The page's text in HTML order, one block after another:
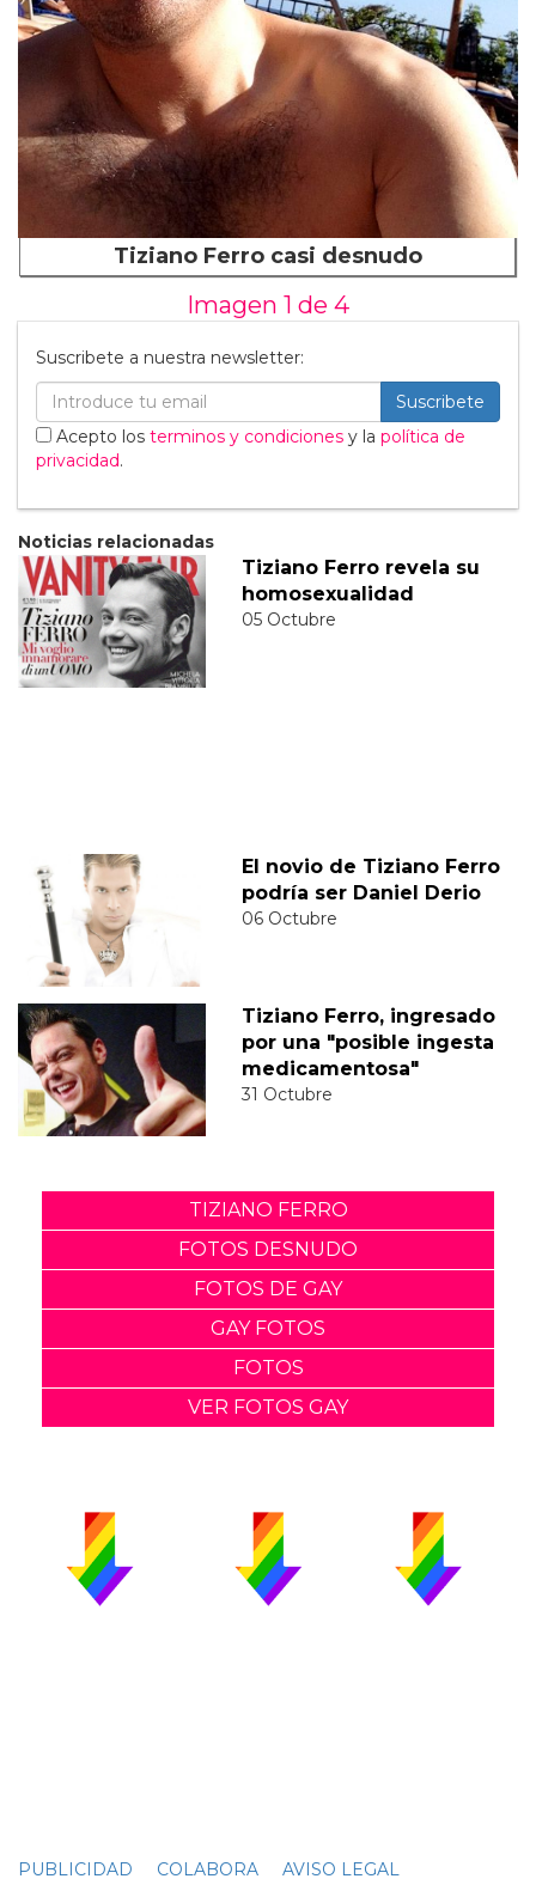
Tiziano Ferro casi desnudo
Imagen 1 de 4
Suscribete a nuestra newsletter:
Suscribete
Acepto los terminos y condiciones y la política de
privacidad.
Noticias relacionadas
Tiziano Ferro revela su
homosexualidad
05 Octubre
El novio de Tiziano Ferro
podría ser Daniel Derio
06 Octubre
Tiziano Ferro, ingresado
por una "posible ingesta
medicamentosa"
31 Octubre
TIZIANO FERRO
FOTOS DESNUDO
FOTOS DE GAY
GAY FOTOS
FOTOS
VER FOTOS GAY
PUBLICIDAD COLABORA AVISO LEGAL